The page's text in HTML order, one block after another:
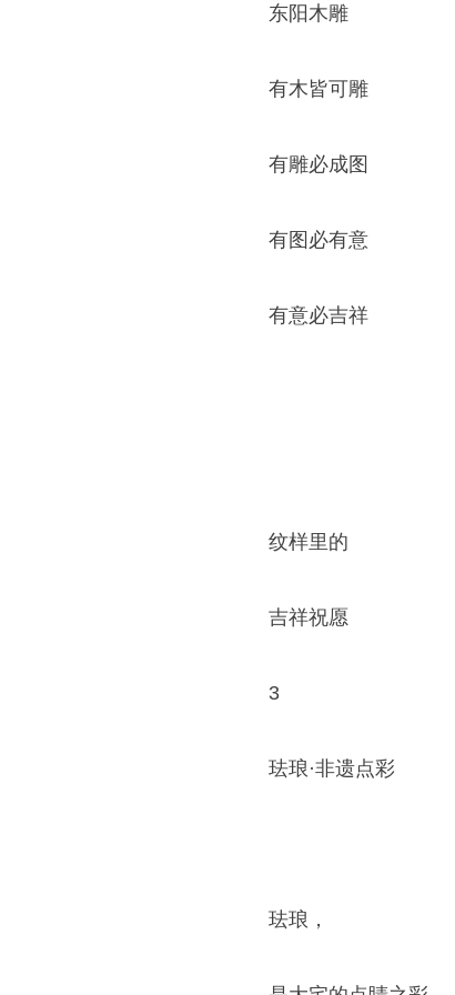
东阳木雕
有木皆可雕
有雕必成图
有图必有意
有意必吉祥
纹样里的
吉祥祝愿
3
珐琅·非遗点彩
珐琅，